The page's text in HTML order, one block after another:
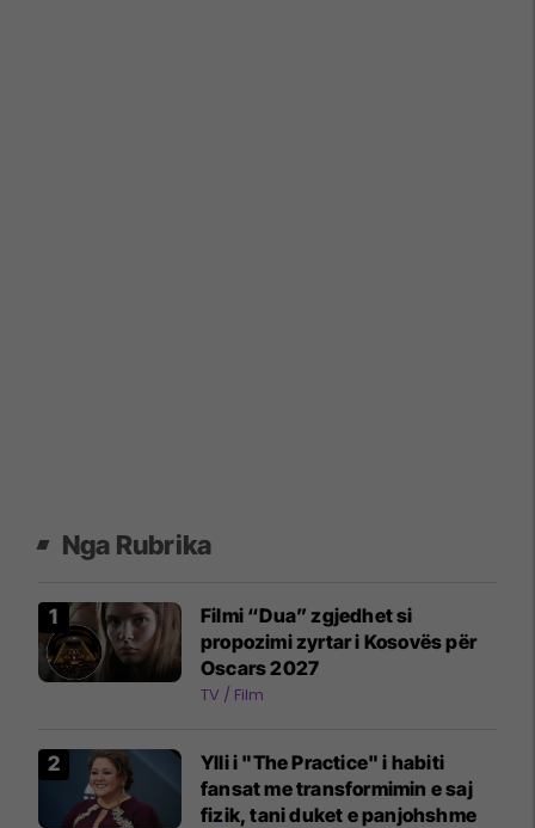
Nga Rubrika
Filmi “Dua” zgjedhet si
propozimi zyrtar i Kosovës për
Oscars 2027
TV / Film
Ylli i "The Practice" i habiti
fansat me transformimin e saj
fizik, tani duket e panjohshme